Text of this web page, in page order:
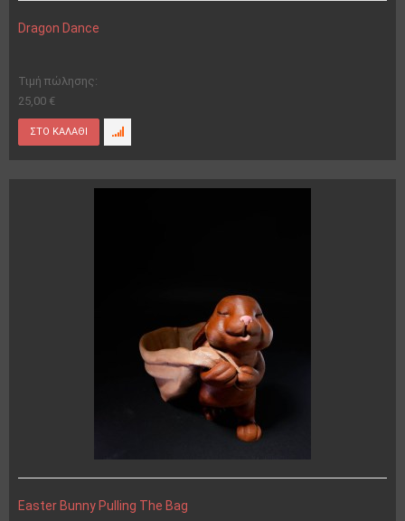
Dragon Dance
Τιμή πώλησης:
25,00 €
Easter Bunny Pulling The Bag